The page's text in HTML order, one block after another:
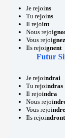
Je rejoins
Tu rejoins
Il rejoint
Nous rejoi
Vous rejoignez
Ils rejoignent
Futur
Je rejoindrai
Tu rejoindras
Il rejoindra
Nous rejoi
Vous rejoi
Ils rejoindront